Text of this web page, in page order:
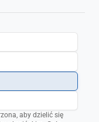
aby dzielić się